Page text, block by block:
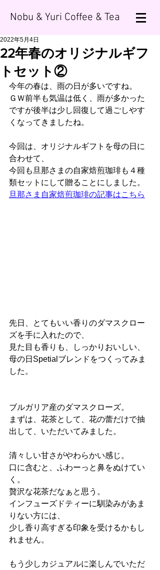
Nobu & Yuri Coffee & Tea
22年春のオリジナルギフ
トセット②
2022年5月4日
今年の春は、雨の日が多いですね。
ＧＷ前半も気温は低く、雨が多かった
ですが後半は少し回復して過ごしやす
くなってきましたね。
今回は、オリジナルギフトを母の日に
合わせて、
今回も旦那さまの自家焙煎珈琲も４種
類セットにして贈ることにしました。
旦那さま自家焙煎珈琲の記事はこちら
先日、とてもいい香りのダマスクロー
ズを手に入れたので、
見た目も香りも、しっかりおいしい、
母の日Spetialブレンドをつくってみま
した。
ブルガリア産のダマスクローズ。
まずは、花茶として、花の蕾だけで抽
出して、いただいてみました。
清々しい甘さがやわらかい感じ。
口に含むと、ふわーっと鼻をぬけてい
く。
贅沢な花茶だなぁと思う。
インフューズドティーに馴染みがあま
りない方には、
少し香り高すぎる印象を受けるかもし
れません。
もう少しカジュアルに楽しんでいただ